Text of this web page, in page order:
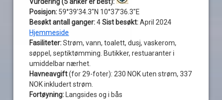
Posisjon: 59°39’34.3″N 10°37’36.3″E
Besøkt antall ganger:4Sist besøkt:April 2024
Hjemmeside
Fasiliteter:Strøm, vann, toalett, dusj, vaskerom,
søppel, septiktømming. Butikker, restuaranter i
umiddelbar nærhet.
Havneavgift(for 29-foter): 230 NOK uten strøm, 337
NOK inkludert strøm.
Fortøyning: Langsides og i bås